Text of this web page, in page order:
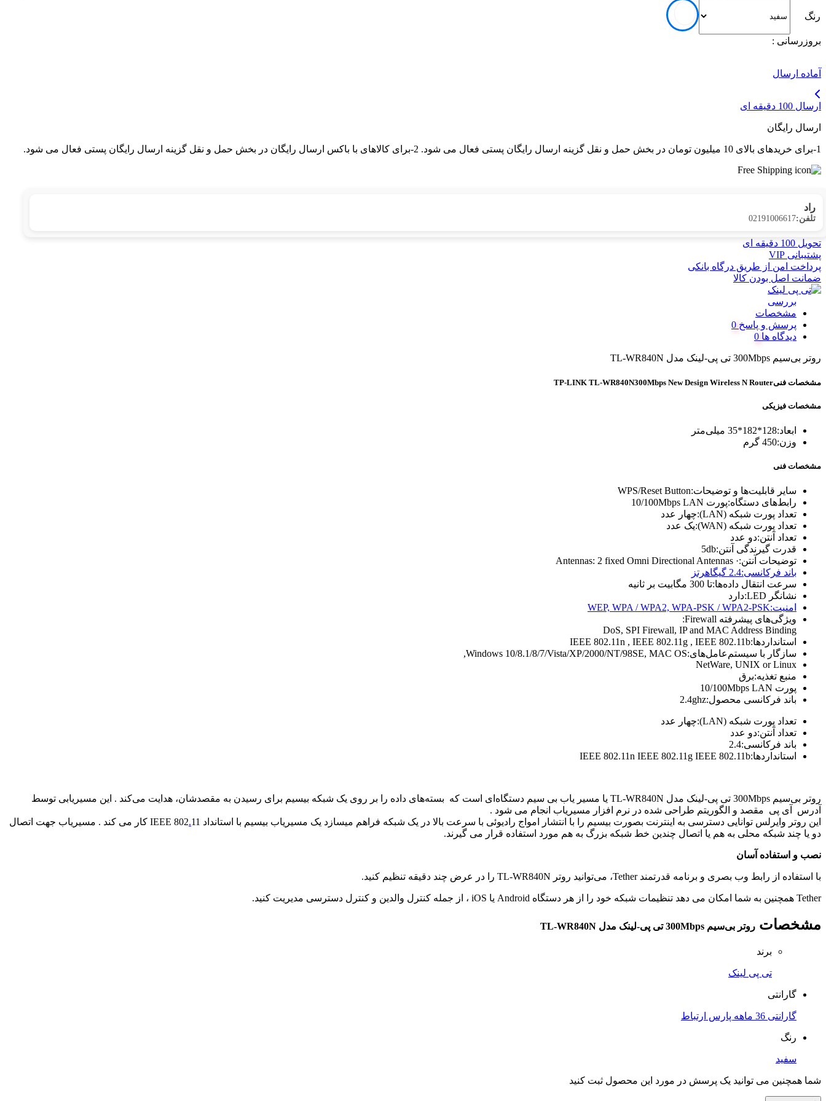
رنگ
بروزرسانی :
آماده ارسال
ارسال 100 دقیقه ای
ارسال رایگان
1-برای خریدهای بالای 10 میلیون تومان در بخش حمل و نقل گزینه ارسال رایگان پستی فعال می شود. 2-برای کالاهای با باکس ارسال رایگان در بخش حمل و نقل گزینه ارسال رایگان پستی فعال می شود.
راد
تلفن:02191006617
تحویل 100 دقیقه ای
پشتیبانی VIP
پرداخت امن از طریق درگاه بانکی
ضمانت اصل بودن کالا
بررسی
مشخصات
پرسش و پاسخ
دیدگاه ها
روتر بی‌سیم 300Mbps تی پی-لینک مدل TL-WR840N
مشخصات فنیTP-LINK TL-WR840N300Mbps New Design Wireless N Router
مشخصات فیزیکی
ابعاد:128*182*35 میلی‌متر
وزن:450 گرم
مشخصات فنی
سایر قابلیت‌ها و توضیحات:WPS/Reset Button
رابط‌های دستگاه:پورت 10/100Mbps LAN
تعداد پورت شبکه (LAN):
چهار عدد
تعداد پورت شبکه (WAN):
یک عدد
تعداد آنتن:دو عدد
قدرت گیرندگی آنتن:5db
توضیحات آنتن:· Antennas: 2 fixed Omni Directional Antennas
باند فرکانسی:2.4 گیگاهرتز
سرعت انتقال داده‌ها:تا 300 مگابیت بر ثانیه
نشانگر LED:
دارد
امنیت:WEP, WPA / WPA2, WPA-PSK / WPA2-PSK
ویژگی‌های پیشرفته Firewall:
DoS, SPI Firewall, IP and MAC Address Binding
استانداردها:IEEE 802.11n , IEEE 802.11g , IEEE 802.11b
سازگار با سیستم‌عامل‌های:Windows 10/8.1/8/7/Vista/XP/2000/NT/98SE, MAC OS,
NetWare, UNIX or Linux
منبع تغذیه:برق
پورت 10/100Mbps LAN
باند فرکانسی محصول:2.4ghz
تعداد پورت شبکه (LAN):چهار عدد
تعداد آنتن:دو عدد
باند فرکانسی:2.4
استانداردها:IEEE 802.11n IEEE 802.11g IEEE 802.11b
روتر بی‌سیم 300Mbps تی پی-لینک مدل TL-WR840N یا مسیر یاب بی سیم دستگاه‌ای است که بسته‌های داده‌ را بر روی یک شبکه بیسیم برای رسیدن به مقصدشان، هدایت می‌کند . این مسیریابی توسط
آدرس آی پی مقصد و الگوریتم طراحی شده در نرم افزار مسیریاب انجام می شود .
این روتر وایرلس توانایی دسترسی به اینترنت بصورت بیسیم را با انتشار امواج رادیوئی با سرعت بالا در یک شبکه فراهم میسازد یک مسیریاب بیسیم با استانداد IEEE 802
.
11 کار می کند . مسیریاب جهت اتصال
دو یا چند شبکه محلی به هم یا اتصال چندین خط شبکه بزرگ به هم مورد استفاده قرار می گیرند.
نصب و استفاده آسان
با استفاده از رابط وب بصری و برنامه قدرتمند Tether، می‌توانید روتر TL-WR840N را در عرض چند دقیقه تنظیم کنید.
Tether همچنین به شما امکان می دهد تنظیمات شبکه خود را از هر دستگاه Android یا iOS ، از جمله کنترل والدین و کنترل دسترسی مدیریت کنید.
مشخصات روتر بی‌سیم 300Mbps تی پی-لینک مدل TL-WR840N
برند
تی پی لینک
گارانتی
گارانتی 36 ماهه پارس ارتباط
رنگ
سفید
شما همچنین می توانید یک پرسش در مورد این محصول ثبت کنید